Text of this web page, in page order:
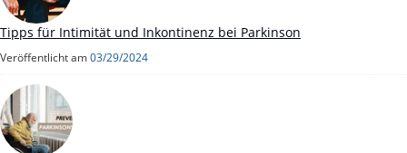
Tipps für Intimität und Inkontinenz bei Parkinson
Veröffentlicht am03/29/2024